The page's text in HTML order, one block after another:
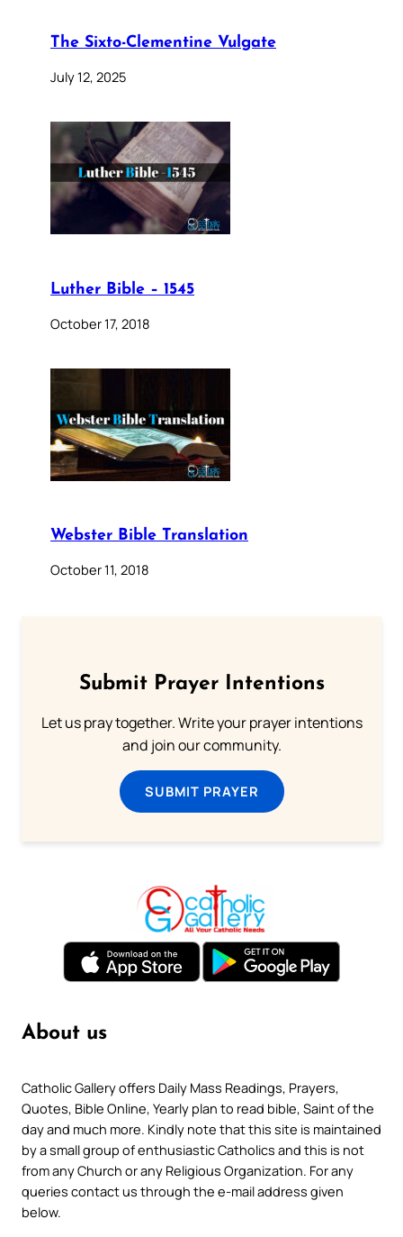
The Sixto-Clementine Vulgate
July 12, 2025
Luther Bible – 1545
October 17, 2018
Webster Bible Translation
October 11, 2018
Submit Prayer Intentions
Let us pray together. Write your prayer intentions
and join our community.
SUBMIT PRAYER
About us
Catholic Gallery offers Daily Mass Readings, Prayers,
Quotes, Bible Online, Yearly plan to read bible, Saint of the
day and much more. Kindly note that this site is maintained
by a small group of enthusiastic Catholics and this is not
from any Church or any Religious Organization. For any
queries contact us through the e-mail address given
below.